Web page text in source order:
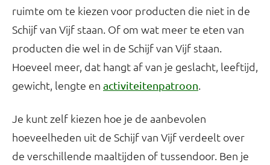
ruimte om te kiezen voor producten die niet in de
Schijf van Vijf staan. Of om wat meer te eten van
producten die wel in de Schijf van Vijf staan.
Hoeveel meer, dat hangt af van je geslacht, leeftijd,
gewicht, lengte en activiteitenpatroon.
Je kunt zelf kiezen hoe je de aanbevolen
hoeveelheden uit de Schijf van Vijf verdeelt over
de verschillende maaltijden of tussendoor. Ben je